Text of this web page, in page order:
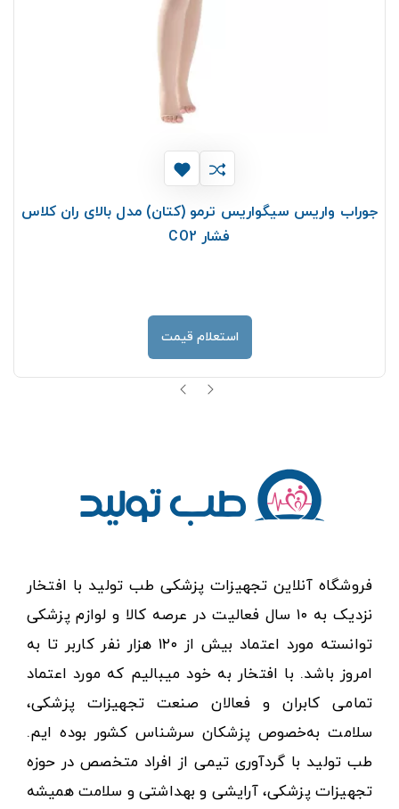
جوراب واریس سیگواریس ترمو (کتان) مدل بالای ران کلاس
فشار CO2
استعلام قیمت
فروشگاه آنلاین تجهیزات پزشکی طب تولید با افتخار
نزدیک به ۱۰ سال فعالیت در عرصه کالا و لوازم پزشکی
توانسته مورد اعتماد بیش از ۱۲۰ هزار نفر کاربر تا به
امروز باشد. با افتخار به خود میبالیم که مورد اعتماد
تمامی کابران و فعالان صنعت تجهیزات پزشکی،
سلامت به‌خصوص پزشکان سرشناس کشور بوده ایم.
طب تولید با گردآوری تیمی از افراد متخصص در حوزه
تجهیزات پزشکی، آرایشی و بهداشتی و سلامت همیشه